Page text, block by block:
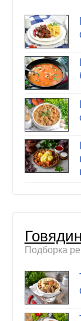
Подборка